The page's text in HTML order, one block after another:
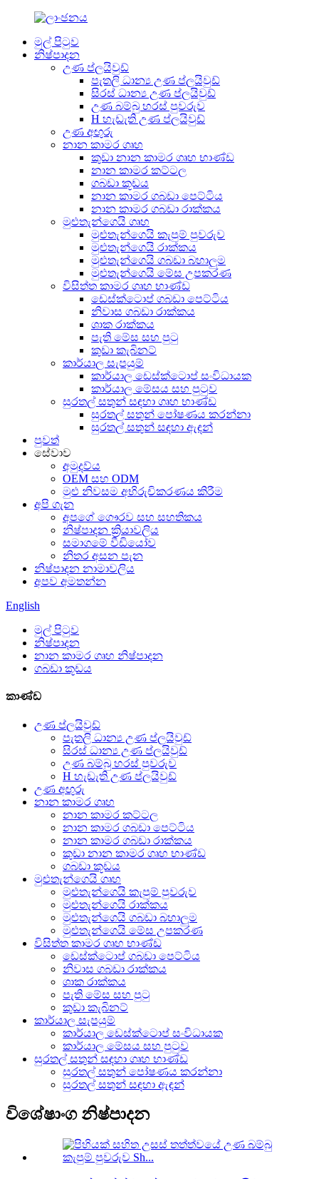
මුල් පිටුව
නිෂ්පාදන
උණ ප්ලයිවුඩ්
පැතලි ධාන්‍ය උණ ප්ලයිවුඩ්
සිරස් ධාන්‍ය උණ ප්ලයිවුඩ්
උණ බම්බු හරස් පුවරුව
H හැඩැති උණ ප්ලයිවුඩ්
උණ අඟුරු
නාන කාමර ගෘහ
කුඩා නාන කාමර ගෘහ භාණ්ඩ
නාන කාමර කට්ටල
ගබඩා කූඩය
නාන කාමර ගබඩා පෙට්ටිය
නාන කාමර ගබඩා රාක්කය
මුළුතැන්ගෙයි ගෘහ
මුළුතැන්ගෙයි කැපුම් පුවරුව
මුළුතැන්ගෙයි රාක්කය
මුළුතැන්ගෙයි ගබඩා බහාලුම
මුළුතැන්ගෙයි මේස උපකරණ
විසිත්ත කාමර ගෘහ භාණ්ඩ
ඩෙස්ක්ටොප් ගබඩා පෙට්ටිය
නිවාස ගබඩා රාක්කය
ශාක රාක්කය
පැති මේස සහ පුටු
කුඩා කැබිනට්
කාර්යාල සැපයුම්
කාර්යාල ඩෙස්ක්ටොප් සංවිධායක
කාර්යාල මේසය සහ පුටුව
සුරතල් සතුන් සඳහා ගෘහ භාණ්ඩ
සුරතල් සතුන් පෝෂණය කරන්නා
සුරතල් සතුන් සඳහා ඇඳන්
පුවත්
සේවාව
අමුදව්ය
OEM සහ ODM
මුළු නිවසම අභිරුචිකරණය කිරීම
අපි ගැන
අපගේ ගෞරව සහ සහතිකය
නිෂ්පාදන ක්‍රියාවලිය
සමාගමේ වීඩියෝව
නිතර අසන පැන
නිෂ්පාදන නාමාවලිය
අපව අමතන්න
English
මුල් පිටුව
නිෂ්පාදන
නාන කාමර ගෘහ නිෂ්පාදන
ගබඩා කූඩය
කාණ්ඩ
උණ ප්ලයිවුඩ්
පැතලි ධාන්‍ය උණ ප්ලයිවුඩ්
සිරස් ධාන්‍ය උණ ප්ලයිවුඩ්
උණ බම්බු හරස් පුවරුව
H හැඩැති උණ ප්ලයිවුඩ්
උණ අඟුරු
නාන කාමර ගෘහ
නාන කාමර කට්ටල
නාන කාමර ගබඩා පෙට්ටිය
නාන කාමර ගබඩා රාක්කය
කුඩා නාන කාමර ගෘහ භාණ්ඩ
ගබඩා කූඩය
මුළුතැන්ගෙයි ගෘහ
මුළුතැන්ගෙයි කැපුම් පුවරුව
මුළුතැන්ගෙයි රාක්කය
මුළුතැන්ගෙයි ගබඩා බහාලුම
මුළුතැන්ගෙයි මේස උපකරණ
විසිත්ත කාමර ගෘහ භාණ්ඩ
ඩෙස්ක්ටොප් ගබඩා පෙට්ටිය
නිවාස ගබඩා රාක්කය
ශාක රාක්කය
පැති මේස සහ පුටු
කුඩා කැබිනට්
කාර්යාල සැපයුම්
කාර්යාල ඩෙස්ක්ටොප් සංවිධායක
කාර්යාල මේසය සහ පුටුව
සුරතල් සතුන් සඳහා ගෘහ භාණ්ඩ
සුරතල් සතුන් පෝෂණය කරන්නා
සුරතල් සතුන් සඳහා ඇඳන්
විශේෂාංග නිෂ්පාදන